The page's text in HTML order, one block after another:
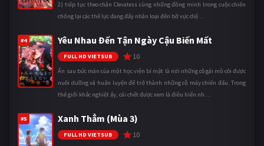
2) tiếp tục theo chân Clevatess cùng những đồng minh trong cuộc chiến
chống lại các thế lực đang đẩy nhân loại đến bờ vực diệ ...
#4 Yêu Nhau Đến Tận Ngày Cậu Biến Mất
FULL HD VIETSUB 10
Ẩn sau bức màn của một học viện bí mật là nơi những cô gái mồ côi được
nuôi dưỡng và huấn luyện để trở thành những cỗ máy chiến đấu. Trong
thế giới khắc nghiệt ấy, cái chết được xem là điều hiển nh ...
#5 Xanh Thẳm (Mùa 3)
FULL HD VIETSUB 10